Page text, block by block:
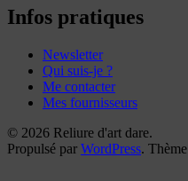
reliures
Infos pratiques
Newsletter
Qui suis-je ?
Me contacter
Mes fournisseurs
© 2026 Reliure d'art dare.
Propulsé par WordPress. Thème